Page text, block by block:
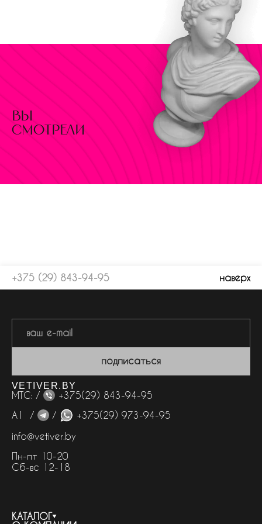
вы
смотрели
+375 (29) 843-94-95 наверх
подписаться
VETIVER.BY
МТС: /
+375(29) 843-94-95
А1 /
/
+375(29) 973-94-95
info@vetiver.by
Пн-пт 10-20
Сб-вс 12-18
КАТАЛОГ